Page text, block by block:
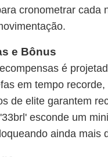
cronometrar cada
e Bônus
é
em tempo
de elite garantem
esconde um
ainda mais